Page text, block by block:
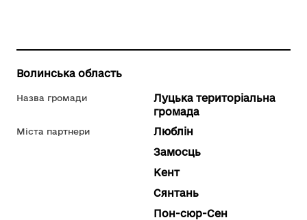
Волинська область
Назва громади
Луцька територіальна
громада
Міста партнери
Люблін
Замосць
Кент
Сянтань
Пон-сюр-Сен